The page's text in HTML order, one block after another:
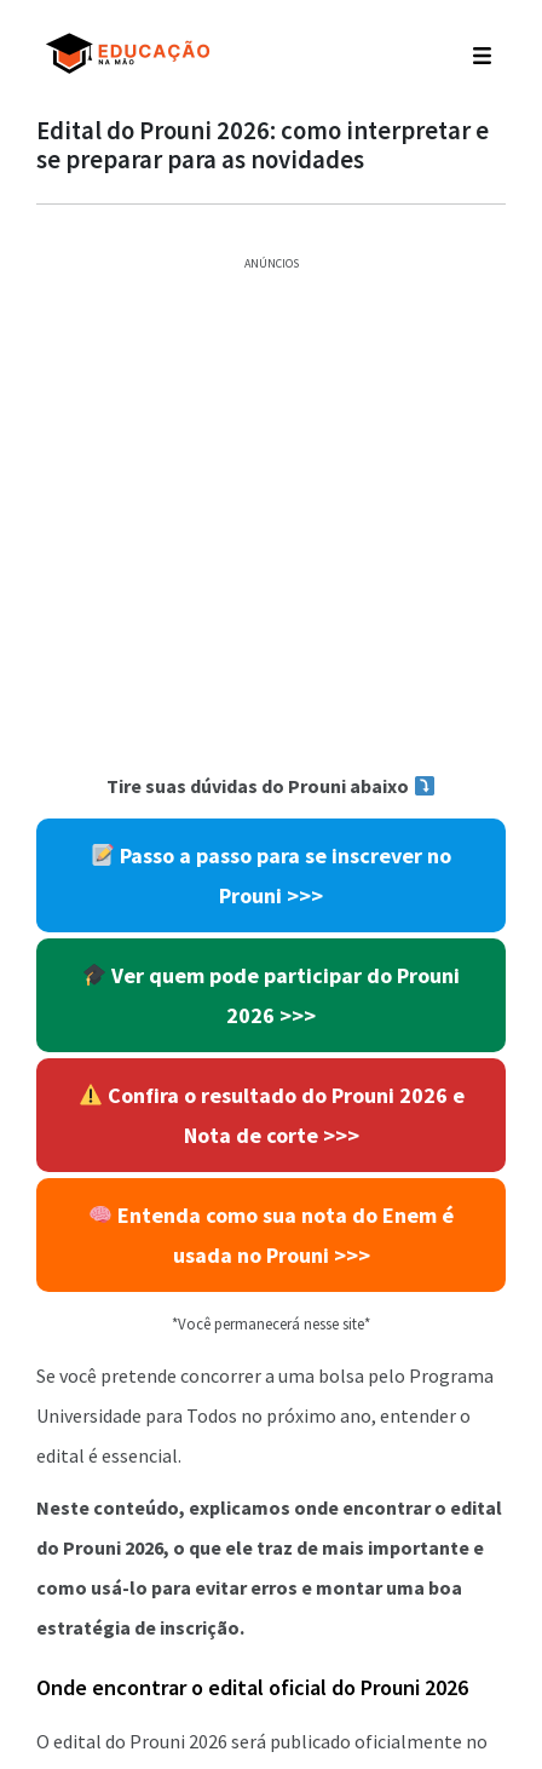
Edital do Prouni 2026: como interpretar e
se preparar para as novidades
ANÚNCIOS
Tire suas dúvidas do Prouni abaixo
Passo a passo para se inscrever no
Prouni >>>
Ver quem pode participar do Prouni
2026 >>>
Confira o resultado do Prouni 2026 e
Nota de corte >>>
Entenda como sua nota do Enem é
usada no Prouni >>>
*Você permanecerá nesse site*
Se você pretende concorrer a uma bolsa pelo Programa
Universidade para Todos no próximo ano, entender o
edital é essencial.
Neste conteúdo, explicamos onde encontrar o edital
do Prouni 2026, o que ele traz de mais importante e
como usá-lo para evitar erros e montar uma boa
estratégia de inscrição.
Onde encontrar o edital oficial do Prouni 2026
O edital do Prouni 2026 será publicado oficialmente no